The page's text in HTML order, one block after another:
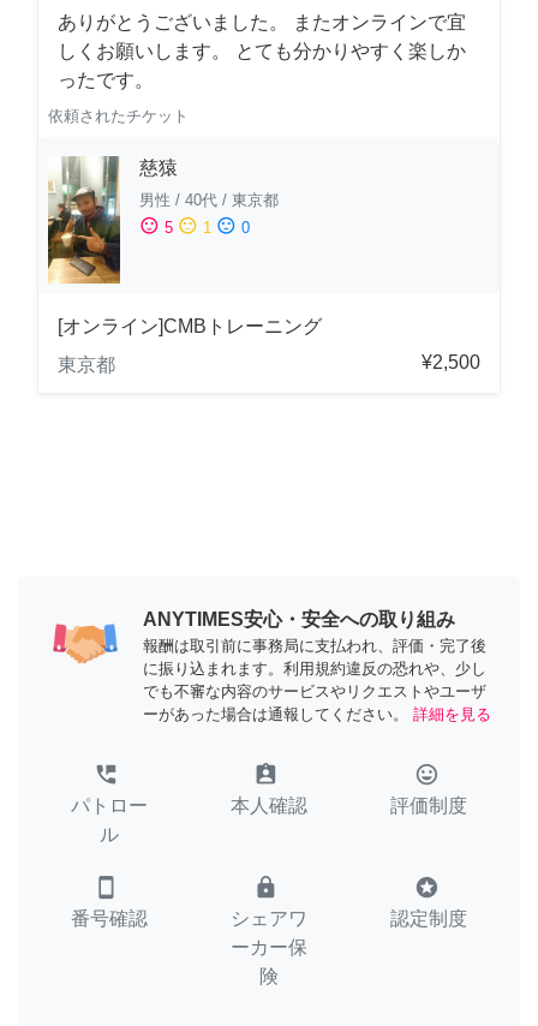
ありがとうございました。 またオンラインで宜
しくお願いします。 とても分かりやすく楽しか
ったです。
依頼されたチケット
慈猿
男性 / 40代 / 東京都
sentiment_satisfied 5 sentiment_neutral 1 sentiment_dissatisfied 0
[オンライン]CMBトレーニング
東京都
¥2,500
ANYTIMES安心・安全への取り組み
報酬は取引前に事務局に支払われ、評価・完了後
に振り込まれます。利用規約違反の恐れや、少し
でも不審な内容のサービスやリクエストやユーザ
ーがあった場合は通報してください。
詳細を見る
perm_phone_msg
パトロー
ル
assignment_ind
本人確認
tag_faces
評価制度
smartphone
番号確認
lock
シェアワ
ーカー保
険
stars
認定制度